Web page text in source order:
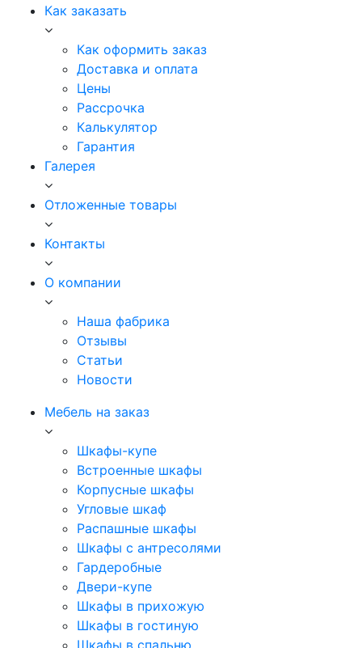
Как заказать
Как оформить заказ
Доставка и оплата
Цены
Рассрочка
Калькулятор
Гарантия
Галерея
Отложенные товары
Контакты
О компании
Наша фабрика
Отзывы
Статьи
Новости
Мебель на заказ
Шкафы-купе
Встроенные шкафы
Корпусные шкафы
Угловые шкаф
Распашные шкафы
Шкафы с антресолями
Гардеробные
Двери-купе
Шкафы в прихожую
Шкафы в гостиную
Шкафы в спальню